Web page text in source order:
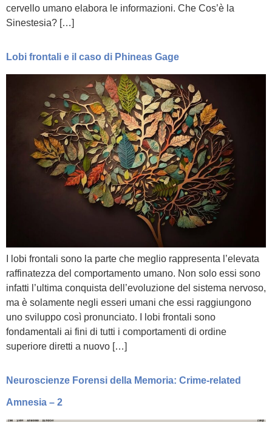
cervello umano elabora le informazioni. Che Cos’è la
Sinestesia? […]
Lobi frontali e il caso di Phineas Gage
I lobi frontali sono la parte che meglio rappresenta l’elevata
raffinatezza del comportamento umano. Non solo essi sono
infatti l’ultima conquista dell’evoluzione del sistema nervoso,
ma è solamente negli esseri umani che essi raggiungono
uno sviluppo così pronunciato. I lobi frontali sono
fondamentali ai fini di tutti i comportamenti di ordine
superiore diretti a nuovo […]
Neuroscienze Forensi della Memoria: Crime-related
Amnesia – 2